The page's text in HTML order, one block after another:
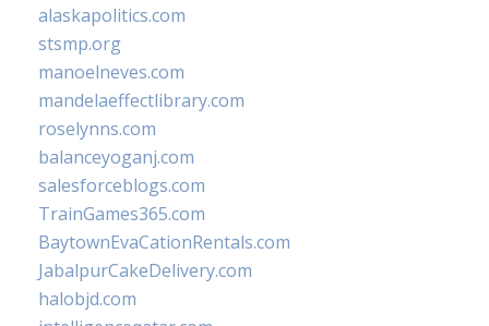
alaskapolitics.com
stsmp.org
manoelneves.com
mandelaeffectlibrary.com
roselynns.com
balanceyoganj.com
salesforceblogs.com
TrainGames365.com
BaytownEvaCationRentals.com
JabalpurCakeDelivery.com
halobjd.com